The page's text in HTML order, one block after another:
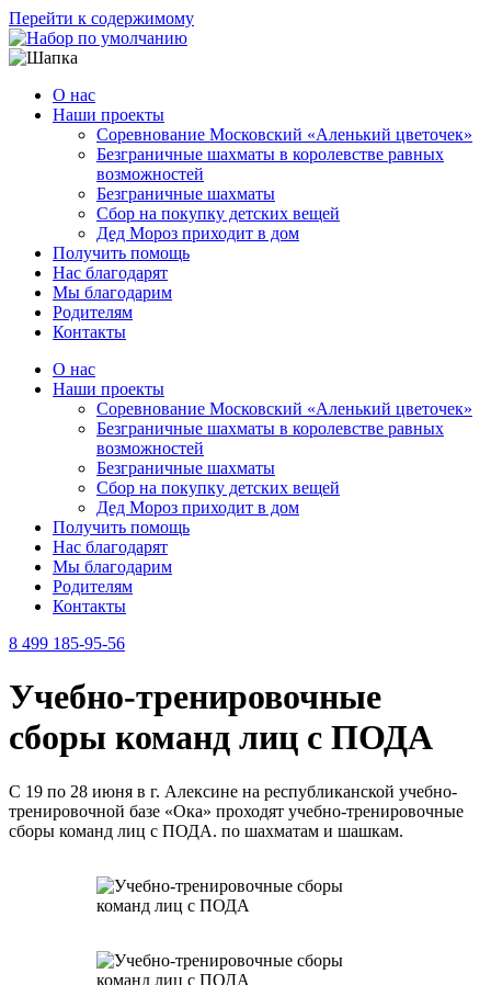
Перейти к содержимому
О нас
Наши проекты
Соревнование Московский «Аленький цветочек»
Безграничные шахматы в королевстве равных
возможностей
Безграничные шахматы
Сбор на покупку детских вещей
Дед Мороз приходит в дом
Получить помощь
Нас благодарят
Мы благодарим
Родителям
Контакты
О нас
Наши проекты
Соревнование Московский «Аленький цветочек»
Безграничные шахматы в королевстве равных
возможностей
Безграничные шахматы
Сбор на покупку детских вещей
Дед Мороз приходит в дом
Получить помощь
Нас благодарят
Мы благодарим
Родителям
Контакты
8 499 185-95-56
Учебно-тренировочные
сборы команд лиц с ПОДА
С 19 по 28 июня в г. Алексине на республиканской учебно-
тренировочной базе «Ока» проходят учебно-тренировочные
сборы команд лиц с ПОДА. по шахматам и шашкам.